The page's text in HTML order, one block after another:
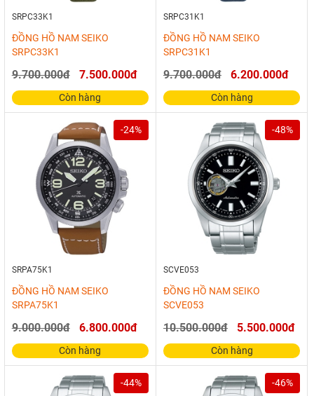
SRPC33K1
ĐỒNG HỒ NAM SEIKO
SRPC33K1
9.700.000đ 7.500.000đ
Còn hàng
SRPC31K1
ĐỒNG HỒ NAM SEIKO
SRPC31K1
9.700.000đ 6.200.000đ
Còn hàng
-24%
SRPA75K1
ĐỒNG HỒ NAM SEIKO
SRPA75K1
9.000.000đ 6.800.000đ
Còn hàng
-48%
SCVE053
ĐỒNG HỒ NAM SEIKO
SCVE053
10.500.000đ 5.500.000đ
Còn hàng
-44% -46%